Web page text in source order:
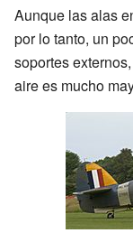
Aunque las alas
por lo tanto, un
soportes
aire es mucho